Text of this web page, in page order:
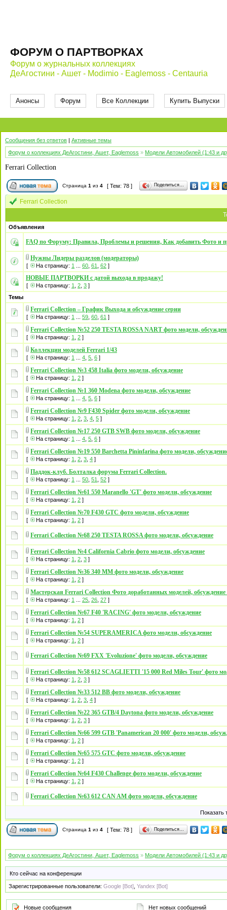
ФОРУМ О ПАРТВОРКАХ
Форум о журнальных коллекциях
ДеАгостини - Ашет - Modimio - Eaglemoss - Centauria
Анонсы Форум Все Коллекции Купить Выпуски
Сообщения без ответов | Активные темы
Форум о коллекциях ДеАгостини, Ашет, Eaglemoss » Модели Автомобилей (1:43 и
Ferrari Collection
Страница 1 из 4 [ Тем: 78 ] Поделиться…
Ferrari Collection
Объявления
FAQ по Форуму: Правила, Проблемы и решения, Как добавить Фото и
Нужны Лидеры разделов (модераторы)
[ На страницу: 1 60 61 62 ]
НОВЫЕ ПАРТВОРКИ с датой выхода в продажу!
[ На страницу: 1 2 3 ]
Темы
Ferrari Collection – График Выхода и обсуждение серии
[ На страницу: 1 59 60 61 ]
Ferrari Collection №52 250 TESTA ROSSA NART фото модели,
[ На страницу: 1 2 ]
Коллекции моделей Ferrari 1/43
[ На страницу: 1 4 5 6 ]
Ferrari Collection №3 458 Italia фото модели, обсуждение
[ На страницу: 1 2 ]
Ferrari Collection №1 360 Modena фото модели, обсуждение
[ На страницу: 1 4 5 6 ]
Ferrari Collection №9 F430 Spider фото модели, обсуждение
[ На страницу: 1 2 3 4 5 ]
Ferrari Collection №17 250 GTB SWB фото модели, обсуждение
[ На страницу: 1 4 5 6 ]
Ferrari Collection №19 550 Barchetta Pininfarina фото модели,
[ На страницу: 1 2 3 4 ]
Паддок-клуб. Болталка форума Ferrari Collection.
[ На страницу: 1 50 51 52 ]
Ferrari Collection №61 550 Maranello 'GT' фото модели, обсуждение
[ На страницу: 1 2 ]
Ferrari Collection №70 F430 GTC фото модели, обсуждение
[ На страницу: 1 2 ]
Ferrari Collection №68 250 TESTA ROSSA фото модели, обсуждение
Ferrari Collection №4 California Cabrio фото модели, обсуждение
[ На страницу: 1 2 3 ]
Ferrari Collection №36 340 MM фото модели, обсуждение
[ На страницу: 1 2 ]
Мастерская Ferrari Collection Фото доработанных моделей,
[ На страницу: 1 25 26 27 ]
Ferrari Collection №67 F40 'RACING' фото модели, обсуждение
[ На страницу: 1 2 ]
Ferrari Collection №54 SUPERAMERICA фото модели, обсуждение
[ На страницу: 1 2 ]
Ferrari Collection №69 FXX 'Evoluzione' фото модели, обсуждение
Ferrari Collection №58 612 SCAGLIETTI '15 000 Red Miles Tour' фото
[ На страницу: 1 2 3 ]
Ferrari Collection №33 512 BB фото модели, обсуждение
[ На страницу: 1 2 3 4 ]
Ferrari Collection №22 365 GTB/4 Daytona фото модели, обсуждение
[ На страницу: 1 2 3 ]
Ferrari Collection №66 599 GTB 'Panamerican 20 000' фото модели,
[ На страницу: 1 2 ]
Ferrari Collection №65 575 GTC фото модели, обсуждение
[ На страницу: 1 2 ]
Ferrari Collection №64 F430 Challenge фото модели, обсуждение
[ На страницу: 1 2 ]
Ferrari Collection №63 612 CAN AM фото модели, обсуждение
Показать
Страница 1 из 4 [ Тем: 78 ] Поделиться…
Форум о коллекциях ДеАгостини, Ашет, Eaglemoss » Модели Автомобилей (1:43 и
Кто сейчас на конференции
Зарегистрированные пользователи: Google [Bot] Yandex [Bot]
Новые сообщения Нет новых сообщений